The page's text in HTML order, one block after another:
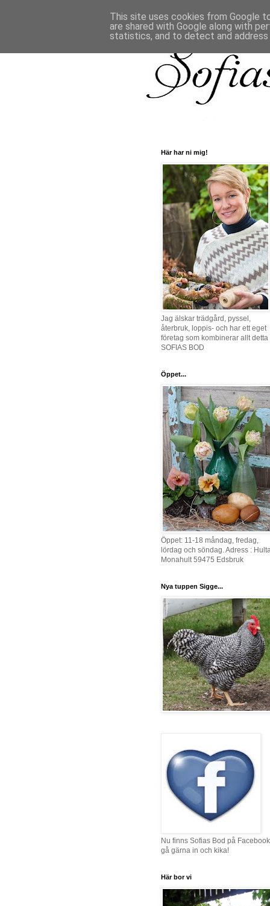
Här har ni mig!
Jag älskar trädgård, pyssel,
återbruk, loppis- och har ett eget
företag som kombinerar allt detta
SOFIAS BOD
Öppet...
Öppet: 11-18 måndag, fredag,
lördag och söndag. Adress :
Monahult 59475 Edsbruk
Nya tuppen Sigge...
Nu finns Sofias Bod på
gå gärna in och kika!
Här bor vi
This site uses cookies from Google
are shared with Google along with
statistics, and to detect and address